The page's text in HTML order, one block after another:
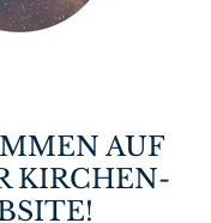
AUF
KIRCHEN-